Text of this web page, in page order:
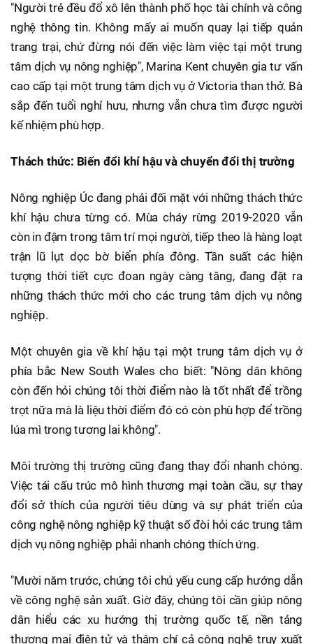
"Người trẻ đều đổ xô lên thành phố học tài chính và công
nghệ thông tin. Không mấy ai muốn quay lại tiếp quản
trang trại, chứ đừng nói đến việc làm việc tại một trung
tâm dịch vụ nông nghiệp", Marina Kent chuyên gia tư vấn
cao cấp tại một trung tâm dịch vụ ở Victoria than thở. Bà
sắp đến tuổi nghỉ hưu, nhưng vẫn chưa tìm được người
kế nhiệm phù hợp.
Thách thức: Biến đổi khí hậu và chuyển đổi thị trường
Nông nghiệp Úc đang phải đối mặt với những thách thức
khí hậu chưa từng có. Mùa cháy rừng 2019-2020 vẫn
còn in đậm trong tâm trí mọi người, tiếp theo là hàng loạt
trận lũ lụt dọc bờ biển phía đông. Tần suất các hiện
tượng thời tiết cực đoan ngày càng tăng, đang đặt ra
những thách thức mới cho các trung tâm dịch vụ nông
nghiệp.
Một chuyên gia về khí hậu tại một trung tâm dịch vụ ở
phía bắc New South Wales cho biết: "Nông dân không
còn đến hỏi chúng tôi thời điểm nào là tốt nhất để trồng
trọt nữa mà là liệu thời điểm đó có còn phù hợp để trồng
lúa mì trong tương lai không".
Môi trường thị trường cũng đang thay đổi nhanh chóng.
Việc tái cấu trúc mô hình thương mại toàn cầu, sự thay
đổi sở thích của người tiêu dùng và sự phát triển của
công nghệ nông nghiệp kỹ thuật số đòi hỏi các trung tâm
dịch vụ nông nghiệp phải nhanh chóng thích ứng.
"Mười năm trước, chúng tôi chủ yếu cung cấp hướng dẫn
về công nghệ sản xuất. Giờ đây, chúng tôi cần giúp nông
dân hiểu các xu hướng thị trường quốc tế, nền tảng
thương mại điện tử và thậm chí cả công nghệ truy xuất